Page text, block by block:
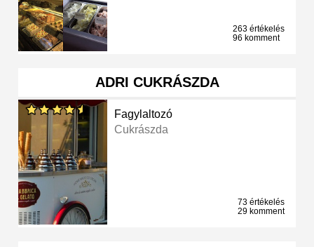
263 értékelés
96 komment
ADRI CUKRÁSZDA
Fagylaltozó
Cukrászda
73 értékelés
29 komment